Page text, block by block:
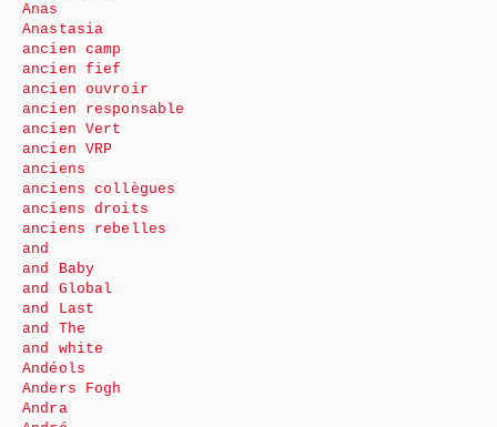
Anas
Anastasia
ancien camp
ancien fief
ancien ouvroir
ancien responsable
ancien Vert
ancien VRP
anciens
anciens collègues
anciens droits
anciens rebelles
and
and Baby
and Global
and Last
and The
and white
Andéols
Anders Fogh
Andra